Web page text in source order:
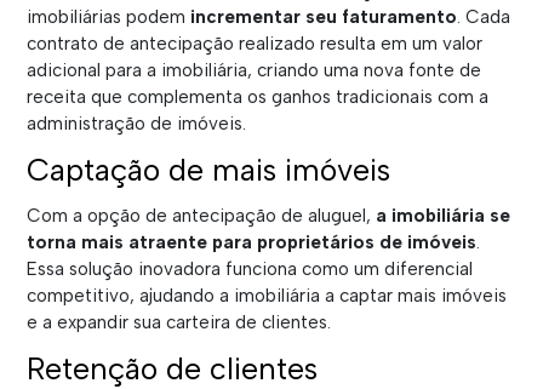
imobiliárias podem incrementar seu faturamento. Cada
contrato de antecipação realizado resulta em um valor
adicional para a imobiliária, criando uma nova fonte de
receita que complementa os ganhos tradicionais com a
administração de imóveis.
Captação de mais imóveis
Com a opção de antecipação de aluguel, a imobiliária se
torna mais atraente para proprietários de imóveis.
Essa solução inovadora funciona como um diferencial
competitivo, ajudando a imobiliária a captar mais imóveis
e a expandir sua carteira de clientes.
Retenção de clientes